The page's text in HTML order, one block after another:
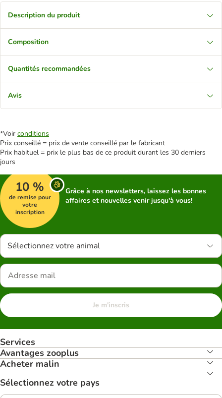
Description du produit
Composition
Quantités recommandées
Avis
*Voir conditions
Prix conseillé = prix de vente conseillé par le fabricant
Prix habituel = prix le plus bas de ce produit durant les 30 derniers
jours
10 %
de remise pour
votre
inscription
Grâce à nos newsletters, laissez les bonnes
affaires et nouvelles venir jusqu'à vous!
Sélectionnez votre animal
Je m'inscris
Services
Avantages zooplus
Acheter malin
Sélectionnez votre pays